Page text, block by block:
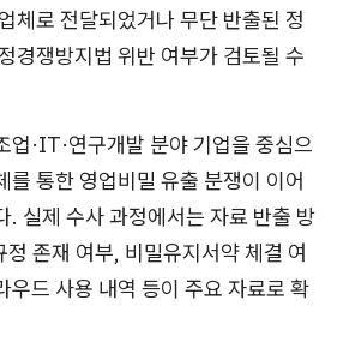
체로 전달되었거나 무단 반출된 정
경쟁방지법 위반 여부가 검토될 수
업·IT·연구개발 분야 기업을 중심으
를 통한 영업비밀 유출 분쟁이 이어
. 실제 수사 과정에서는 자료 반출 방
존재 여부, 비밀유지서약 체결 여
우드 사용 내역 등이 주요 자료로 확